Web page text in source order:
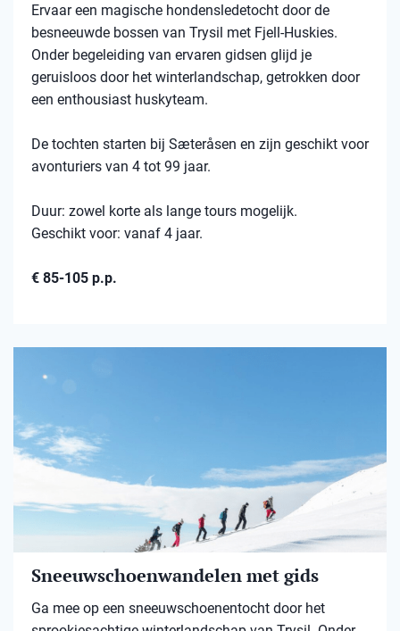
Ervaar een magische hondensledetocht door de
besneeuwde bossen van Trysil met Fjell-Huskies.
Onder begeleiding van ervaren gidsen glijd je
geruisloos door het winterlandschap, getrokken door
een enthousiast huskyteam.
De tochten starten bij Sæteråsen en zijn geschikt voor
avonturiers van 4 tot 99 jaar.
Duur: zowel korte als lange tours mogelijk.
Geschikt voor: vanaf 4 jaar.
€ 85-105 p.p.
Sneeuwschoenwandelen met gids
Ga mee op een sneeuwschoenentocht door het